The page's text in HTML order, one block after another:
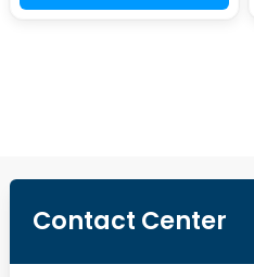
Contact Center